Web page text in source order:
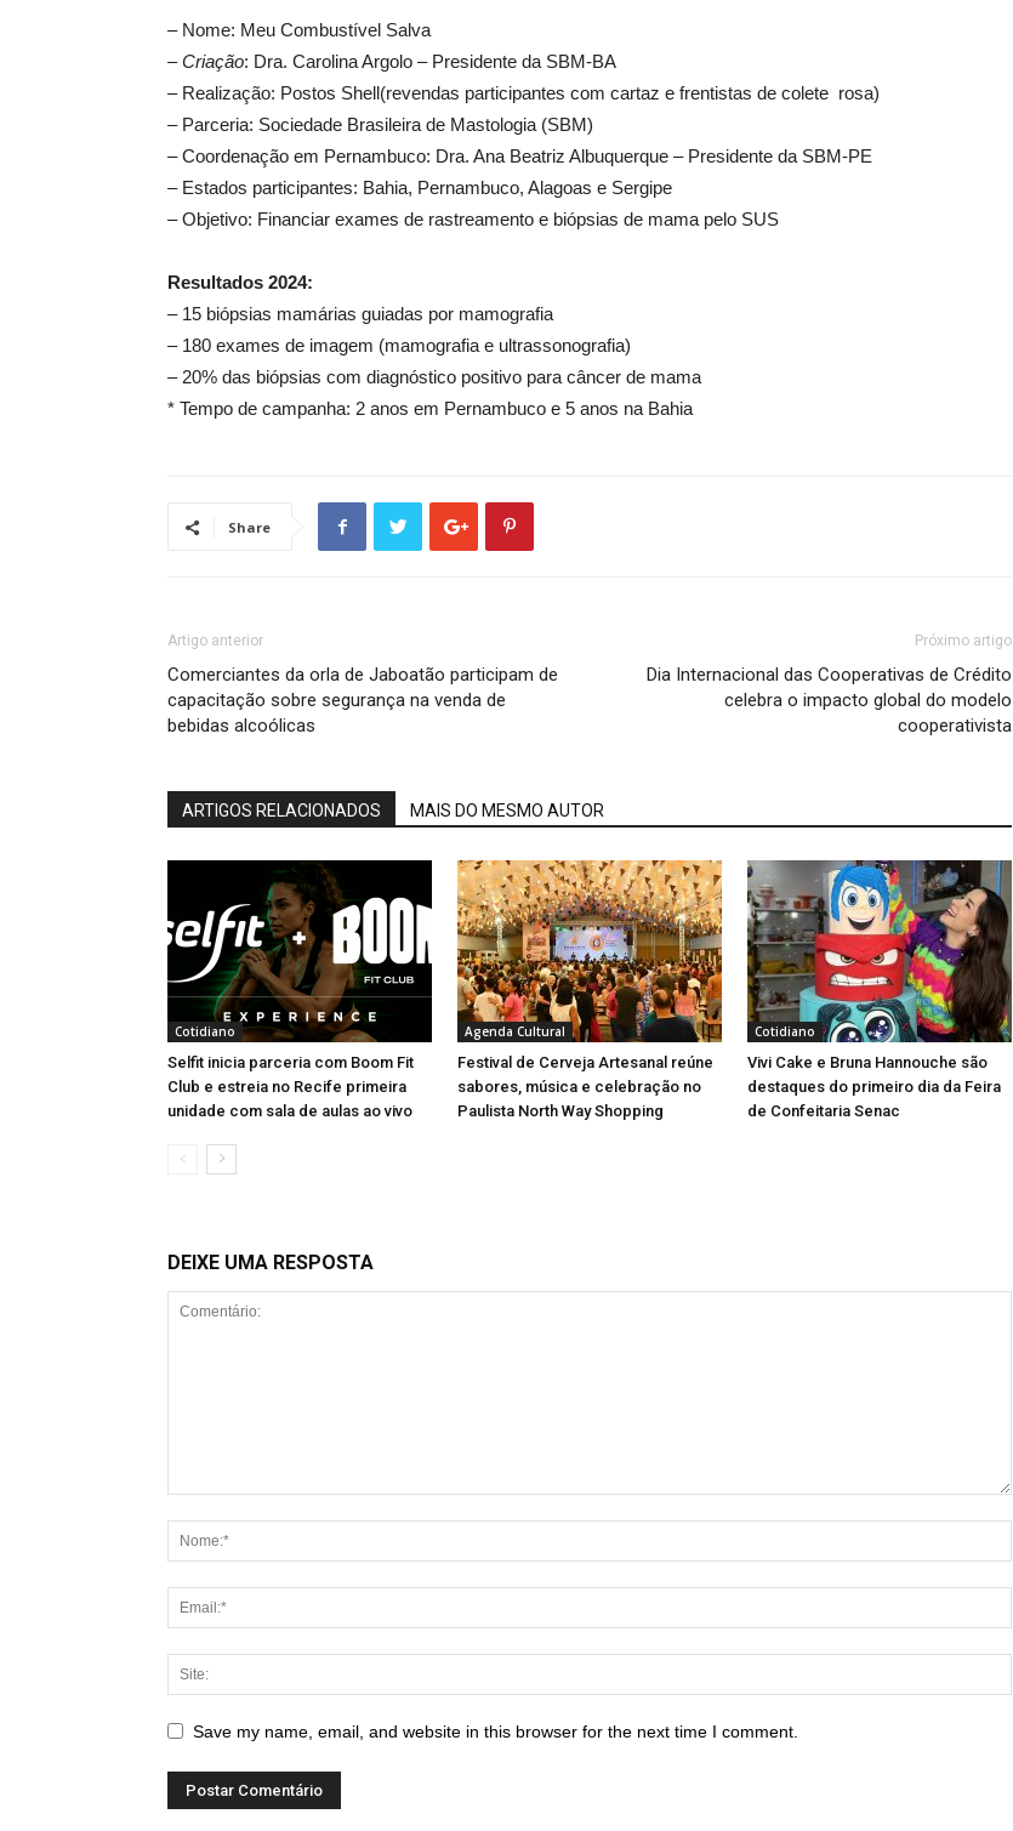
– Nome: Meu Combustível Salva
–Criação: Dra. Carolina Argolo – Presidente da SBM-BA
– Realização: Postos Shell(revendas participantes com cartaz e frentistas de colete rosa)
– Parceria: Sociedade Brasileira de Mastologia (SBM)
– Coordenação em Pernambuco: Dra. Ana Beatriz Albuquerque – Presidente da SBM-PE
– Estados participantes: Bahia, Pernambuco, Alagoas e Sergipe
– Objetivo: Financiar exames de rastreamento e biópsias de mama pelo SUS
Resultados 2024:
– 15 biópsias mamárias guiadas por mamografia
– 180 exames de imagem (mamografia e ultrassonografia)
– 20% das biópsias com diagnóstico positivo para câncer de mama
* Tempo de campanha: 2 anos em Pernambuco e 5 anos na Bahia
Share
Artigo anterior
Comerciantes da orla de Jaboatão participam de
capacitação sobre segurança na venda de
bebidas alcoólicas
Próximo artigo
Dia Internacional das Cooperativas de Crédito
celebra o impacto global do modelo
cooperativista
ARTIGOS RELACIONADOS MAIS DO MESMO AUTOR
Cotidiano
Selfit inicia parceria com Boom Fit
Club e estreia no Recife primeira
unidade com sala de aulas ao vivo
Agenda Cultural
Festival de Cerveja Artesanal reúne
sabores, música e celebração no
Paulista North Way Shopping
Cotidiano
Vivi Cake e Bruna Hannouche são
destaques do primeiro dia da Feira
de Confeitaria Senac
DEIXE UMA RESPOSTA
Save my name, email, and website in this browser for the next time I comment.